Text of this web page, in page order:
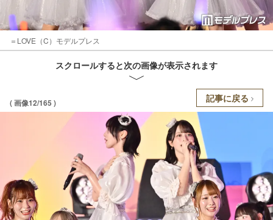
＝LOVE（C）モデルプレス
スクロールすると次の画像が表示されます
( 画像12/165 ) 記事に戻る